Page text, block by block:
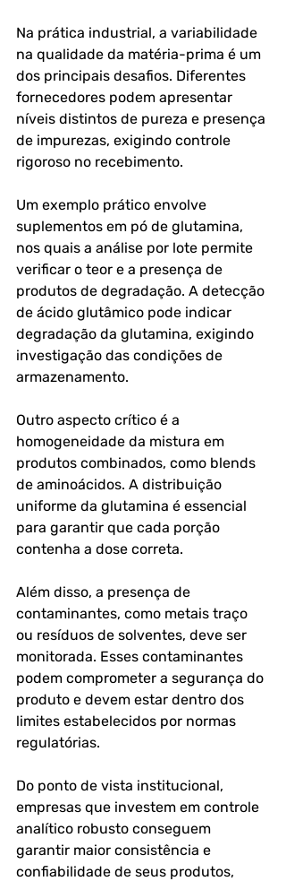
Na prática industrial, a variabilidade
na qualidade da matéria-prima é um
dos principais desafios. Diferentes
fornecedores podem apresentar
níveis distintos de pureza e presença
de impurezas, exigindo controle
rigoroso no recebimento.
Um exemplo prático envolve
suplementos em pó de glutamina,
nos quais a análise por lote permite
verificar o teor e a presença de
produtos de degradação. A detecção
de ácido glutâmico pode indicar
degradação da glutamina, exigindo
investigação das condições de
armazenamento.
Outro aspecto crítico é a
homogeneidade da mistura em
produtos combinados, como blends
de aminoácidos. A distribuição
uniforme da glutamina é essencial
para garantir que cada porção
contenha a dose correta.
Além disso, a presença de
contaminantes, como metais traço
ou resíduos de solventes, deve ser
monitorada. Esses contaminantes
podem comprometer a segurança do
produto e devem estar dentro dos
limites estabelecidos por normas
regulatórias.
Do ponto de vista institucional,
empresas que investem em controle
analítico robusto conseguem
garantir maior consistência e
confiabilidade de seus produtos,